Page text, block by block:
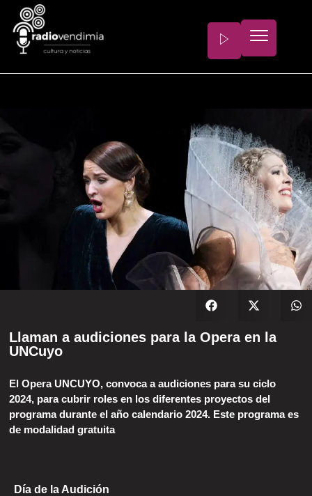
Llaman a audiciones para la Opera en la
UNCuyo
El Opera UNCUYO, convoca a audiciones para su ciclo
2024, para cubrir roles en los diferentes proyectos del
programa durante el año calendario 2024. Este programa es
de modalidad gratuita
Día de la Audición